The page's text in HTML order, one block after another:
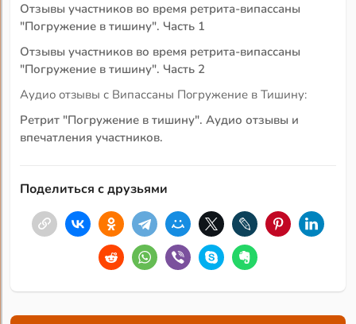
Отзывы участников во время ретрита-випассаны
"Погружение в тишину". Часть 1
Отзывы участников во время ретрита-випассаны
"Погружение в тишину". Часть 2
Аудио отзывы с Випассаны Погружение в Тишину:
Ретрит "Погружение в тишину". Аудио отзывы и
впечатления участников.
Поделиться с друзьями